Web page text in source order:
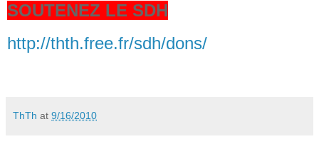
SOUTENEZ LE SDH
http://thth.free.fr/sdh/dons/
ThTh at 9/16/2010